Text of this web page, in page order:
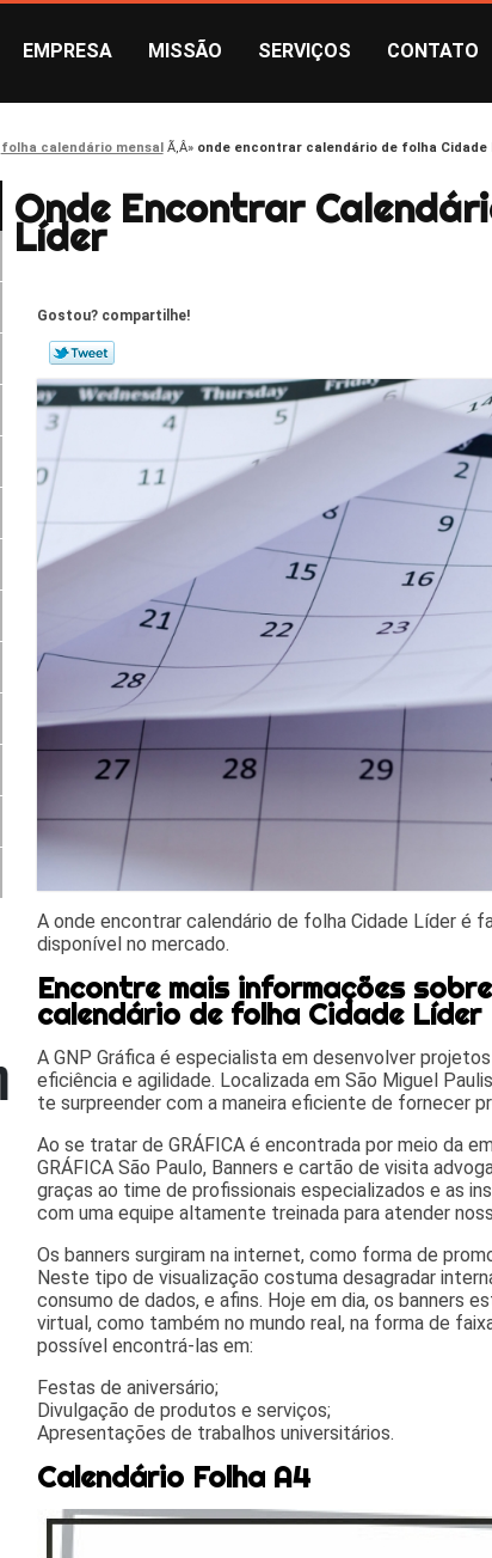
EMPRESA MISSÃO SERVIÇOS CONTATO
folha calendário mensal onde encontrar calendário de folha Cidade
Onde Encontrar
Líder
Gostou? compartilhe!
A onde encontrar calendário de folha Cidade Líder é
disponível no mercado.
Encontre mais informações
calendário de folha Cidade Líder
A GNP Gráfica é especialista em desenvolver
eficiência e agilidade. Localizada em São Miguel
te surpreender com a maneira eficiente de fornecer
Ao se tratar de GRÁFICA é encontrada por meio da
GRÁFICA São Paulo, Banners e cartão de visita
graças ao time de profissionais especializados e as
com uma equipe altamente treinada para atender
Os banners surgiram na internet, como forma de
Neste tipo de visualização costuma desagradar
consumo de dados, e afins. Hoje em dia, os banners
virtual, como também no mundo real, na forma de
possível encontrá-las em:
Festas de aniversário;
Divulgação de produtos e serviços;
Apresentações de trabalhos universitários.
Calendário Folha A4